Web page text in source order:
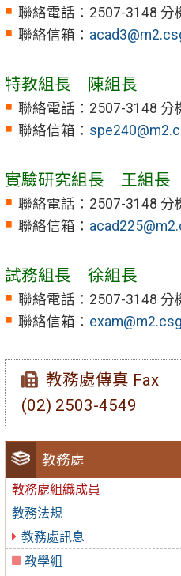
教務處
教務處組織成員
教務法規
教務處訊息
教學組
聯絡電話：2507-3148 分
聯絡信箱：
特教組長 陳組長
聯絡電話：2507-3148 分
聯絡信箱：
實驗研究組長 王組長
聯絡電話：2507-3148 分
聯絡信箱：
試務組長 徐組長
聯絡電話：2507-3148 分
聯絡信箱：
教務處傳真 Fax
(02) 2503-4549